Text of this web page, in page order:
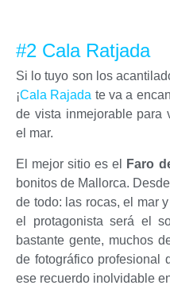
#2 Cala Ratjada
Si lo tuyo son los
¡Cala Rajada te va a
de vista inmejorable para
el mar.
El mejor sitio es el Faro
bonitos de Mallorca.
de todo: las rocas, el mar
el protagonista será el
bastante gente, muchos
de fotográfico profesional
ese recuerdo inolvidable